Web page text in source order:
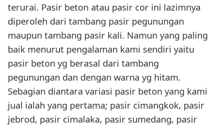
terurai. Pasir beton atau pasir cor ini lazimnya
diperoleh dari tambang pasir pegunungan
maupun tambang pasir kali. Namun yang paling
baik menurut pengalaman kami sendiri yaitu
pasir beton yg berasal dari tambang
pegunungan dan dengan warna yg hitam.
Sebagian diantara variasi pasir beton yang kami
jual ialah yang pertama; pasir cimangkok, pasir
jebrod, pasir cimalaka, pasir sumedang, pasir